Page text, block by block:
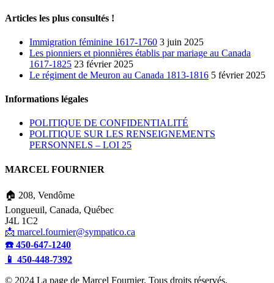
Articles les plus consultés !
Immigration féminine 1617-1760 3 juin 2025
Les pionniers et pionnières établis par mariage au Canada
1617-1825 23 février 2025
Le régiment de Meuron au Canada 1813-1816 5 février 2025
Informations légales
POLITIQUE DE CONFIDENTIALITÉ
POLITIQUE SUR LES RENSEIGNEMENTS
PERSONNELS – LOI 25
MARCEL FOURNIER
🏠 208, Vendôme
Longueuil, Canada, Québec
J4L 1C2
📩 marcel.fournier@sympatico.ca
☎️ 450-647-1240
📱 450-448-7392
© 2024 La page de Marcel Fournier. Tous droits réservés.